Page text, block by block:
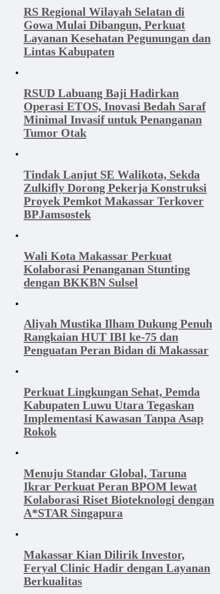
RS Regional Wilayah Selatan di
Gowa Mulai Dibangun, Perkuat
Layanan Kesehatan Pegunungan dan
Lintas Kabupaten
RSUD Labuang Baji Hadirkan
Operasi ETOS, Inovasi Bedah Saraf
Minimal Invasif untuk Penanganan
Tumor Otak
Tindak Lanjut SE Walikota, Sekda
Zulkifly Dorong Pekerja Konstruksi
Proyek Pemkot Makassar Terkover
BPJamsostek
Wali Kota Makassar Perkuat
Kolaborasi Penanganan Stunting
dengan BKKBN Sulsel
Aliyah Mustika Ilham Dukung Penuh
Rangkaian HUT IBI ke-75 dan
Penguatan Peran Bidan di Makassar
Perkuat Lingkungan Sehat, Pemda
Kabupaten Luwu Utara Tegaskan
Implementasi Kawasan Tanpa Asap
Rokok
Menuju Standar Global, Taruna
Ikrar Perkuat Peran BPOM lewat
Kolaborasi Riset Bioteknologi dengan
A*STAR Singapura
Makassar Kian Dilirik Investor,
Feryal Clinic Hadir dengan Layanan
Berkualitas